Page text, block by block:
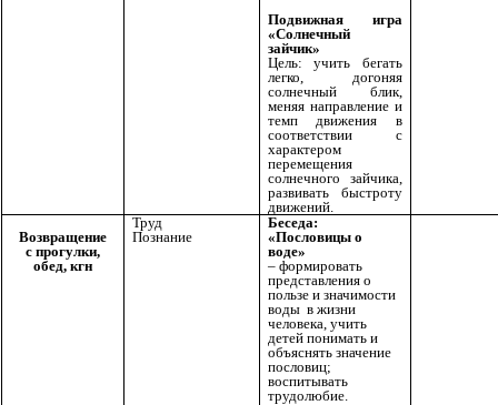
Подвижная игра
«Солнечный
зайчик»
Цель: учить бегать
легко, догоняя
солнечный блик,
меняя направление и
темп движения в
соответствии с
характером
перемещения
солнечного зайчика,
развивать быстроту
движений.
Возвращение
с прогулки,
обед, кгн
Труд
Познание
Беседа:
«Пословицы о
воде»
– формировать
представления о
пользе и значимости
воды в жизни
человека, учить
детей понимать и
объяснять значение
пословиц;
воспитывать
трудолюбие.